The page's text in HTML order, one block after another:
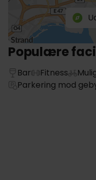
Populære
Bar Fitness
Parkering mod